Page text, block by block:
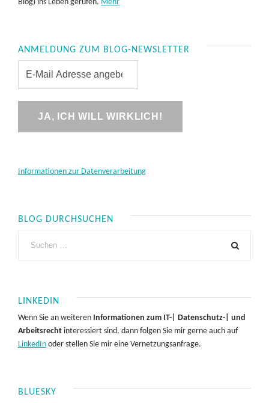
Blog) ins Leben gerufen. Mehr
ANMELDUNG ZUM BLOG-NEWSLETTER
Informationen zur Datenverarbeitung
BLOG DURCHSUCHEN
LINKEDIN
Wenn Sie an weiteren Informationen zum IT-| Datenschutz-| und
Arbeitsrecht interessiert sind, dann folgen Sie mir gerne auch auf
LinkedIn oder stellen Sie mir eine Vernetzungsanfrage.
BLUESKY